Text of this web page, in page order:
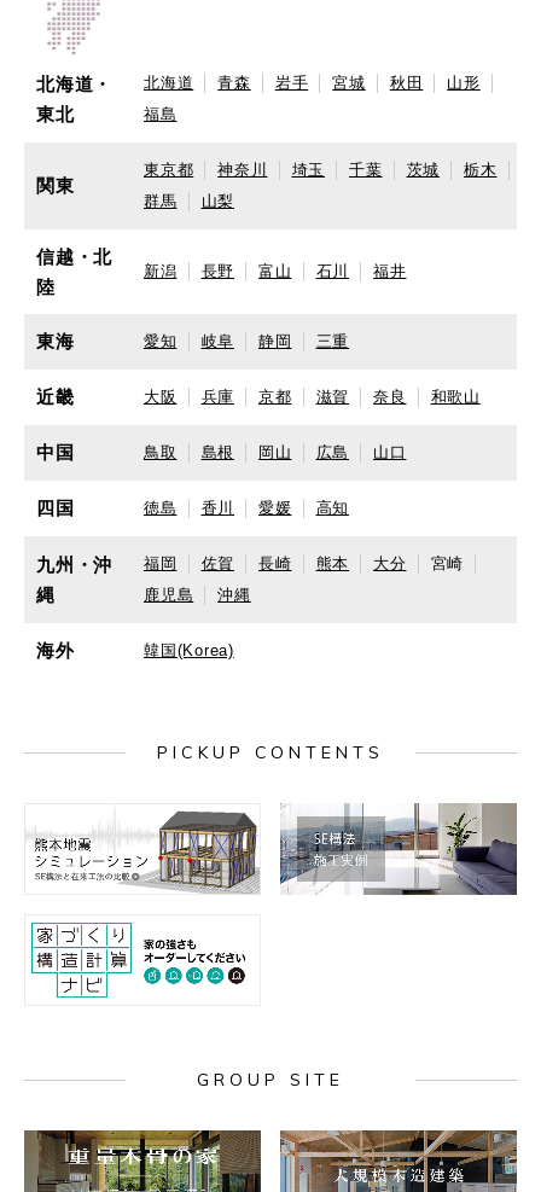
北海道・
東北
北海道 青森 岩手 宮城 秋田
山形
福島
関東
東京都 神奈川 埼玉 千葉 茨城
栃木
群馬
山梨
信越・北
陸
新潟 長野 富山 石川 福井
東海 愛知 岐阜 静岡 三重
近畿 大阪 兵庫 京都 滋賀 奈良 和歌山
中国 鳥取 島根 岡山 広島 山口
四国 徳島 香川 愛媛 高知
九州・沖
縄
福岡 佐賀 長崎 熊本 大分
宮崎
鹿児島
沖縄
海外 韓国(Korea)
PICKUP CONTENTS
GROUP SITE